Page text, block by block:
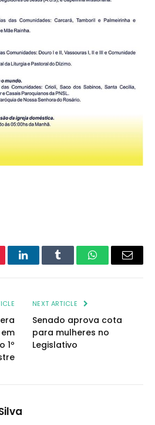
LinkedInTumblr WhatsAppEmail
1º
NEXT ARTICLE
Senado aprova cota
para mulheres no
Legislativo